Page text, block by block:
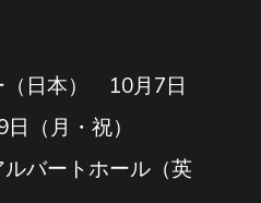
（日本） 10月7日
（月・祝）
バートホール（英